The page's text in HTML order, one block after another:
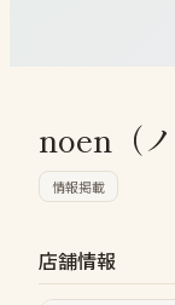
noen（ノ
情報掲載
店舗情報